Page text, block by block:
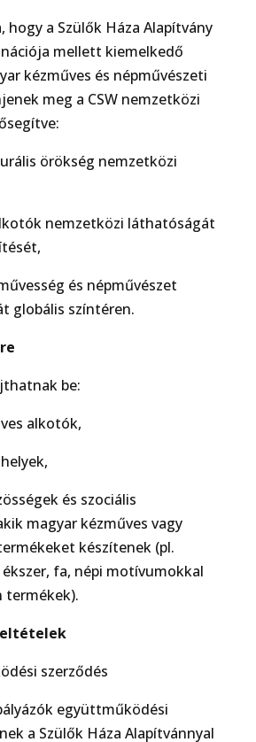
hogy a Szülők Háza Alapítvány
mellett kiemelkedő
kézműves és népművészeti
meg a CSW nemzetközi
örökség nemzetközi
nemzetközi láthatóságát
és népművészet
globális színtéren.
be:
alkotók,
és szociális
magyar kézműves vagy
készítenek (pl.
fa, népi motívumokkal
termékek).
szerződés
együttműködési
a Szülők Háza Alapítvánnyal